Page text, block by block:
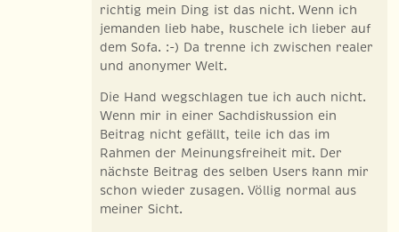
richtig mein Ding ist das nicht. Wenn ich
jemanden lieb habe, kuschele ich lieber auf
dem Sofa. :-) Da trenne ich zwischen realer
und anonymer Welt.
Die Hand wegschlagen tue ich auch nicht.
Wenn mir in einer Sachdiskussion ein
Beitrag nicht gefällt, teile ich das im
Rahmen der Meinungsfreiheit mit. Der
nächste Beitrag des selben Users kann mir
schon wieder zusagen. Völlig normal aus
meiner Sicht.